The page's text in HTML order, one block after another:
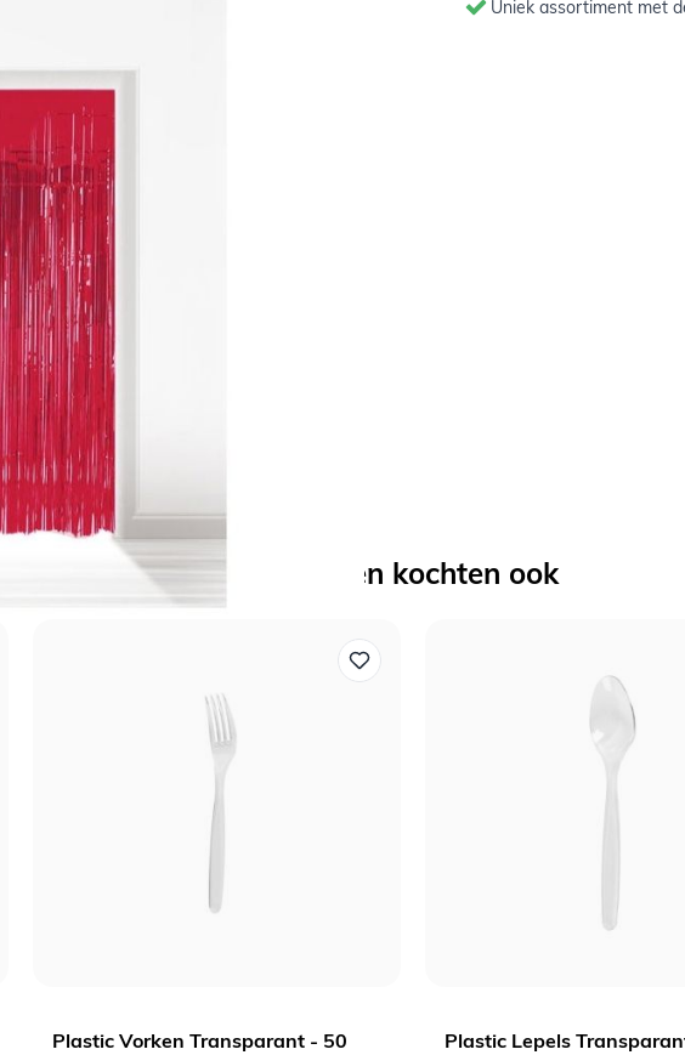
8788911146872
Rood
Plastic
Verpakt per 1x2m
1 x 2 meter
Uni Kleur
Uniek assortiment met
Anderen kochten ook
Plastic Vorken Transparant - 50
Plastic Lepels